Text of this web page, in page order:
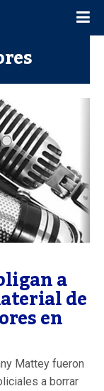
a
de
en
Mattey fueron
a borrar